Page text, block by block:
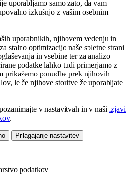
uporabljamo samo zato, da vam
izkušnjo z vašim osebnim
uporabnikih, njihovem vedenju in
stalno optimizacijo naše spletne strani
in vsebine ter za analizo
podatke lahko tudi primerjamo z
prikažemo ponudbe prek njihovih
le če njihove storitve že uporabljate
v nastavitvah in v naši izjavi
.
Prilagajanje nastavitev
podatkov